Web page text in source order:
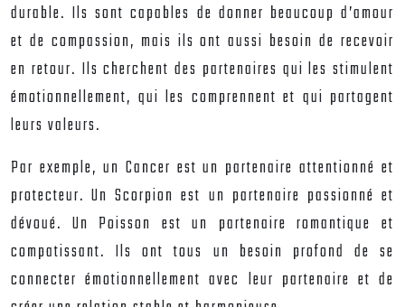
durable. Ils sont capables de donner beaucoup d’amour
et de compassion, mais ils ont aussi besoin de recevoir
en retour. Ils cherchent des partenaires qui les stimulent
émotionnellement, qui les comprennent et qui partagent
leurs valeurs.
Par exemple, un Cancer est un partenaire attentionné et
protecteur. Un Scorpion est un partenaire passionné et
dévoué. Un Poisson est un partenaire romantique et
compatissant. Ils ont tous un besoin profond de se
connecter émotionnellement avec leur partenaire et de